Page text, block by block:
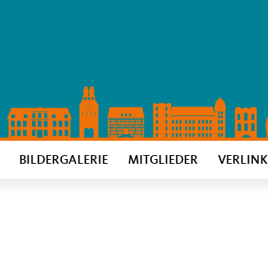
BILDERGALERIE MITGLIEDER